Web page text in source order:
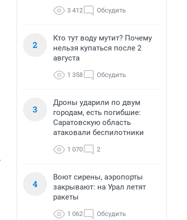
3 412 Обсудить
2
Кто тут воду мутит? Почему
нельзя купаться после 2
августа
1 358 Обсудить
3
Дроны ударили по двум
городам, есть погибшие:
Саратовскую область
атаковали беспилотники
1 070 2
4
Воют сирены, аэропорты
закрывают: на Урал летят
ракеты
1 062 Обсудить